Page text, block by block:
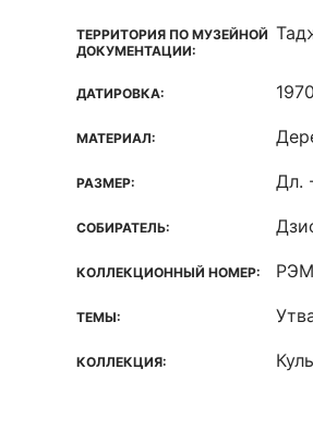
ТЕРРИТОРИЯ ПО МУЗЕЙНОЙ
ДОКУМЕНТАЦИИ:
ДАТИРОВКА:
МАТЕРИАЛ:
РАЗМЕР: Дл.
СОБИРАТЕЛЬ:
КОЛЛЕКЦИОННЫЙ НОМЕР:
ТЕМЫ:
КОЛЛЕКЦИЯ: